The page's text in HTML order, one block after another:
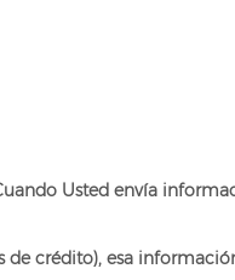
Usted envía
crédito), esa